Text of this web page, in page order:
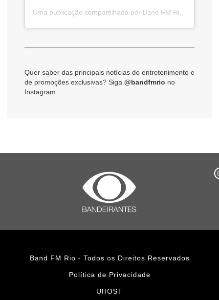
Quer saber das principais notícias do entretenimento e
de promoções exclusivas? Siga @bandfmrio no
Instagram.
Band FM Rio - Todos os Direitos Reservados
Política de Privacidade
UHOST